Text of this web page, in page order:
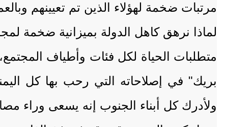
مرتبات ضخمة لهؤلاء الذين تم تعيينهم
لماذا نرهق كاهل الدولة بميزانية ضخمة
متطلبات الحياة لكل فئات وأطياف
بريك" في إصلاحاته التي رحب بها كل
ولأدرك كل أبناء الجنوب إنه يسعى وراء